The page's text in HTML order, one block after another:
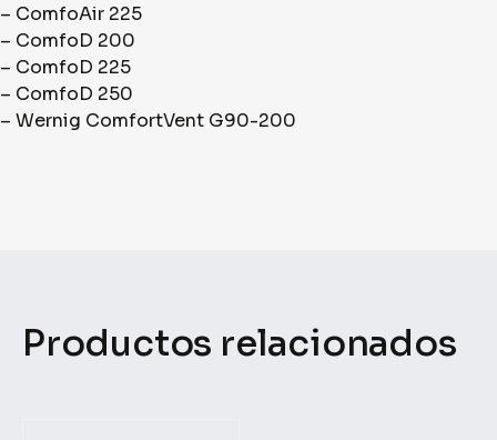
– ComfoAir 225
– ComfoD 200
– ComfoD 225
– ComfoD 250
– Wernig ComfortVent G90-200
Productos relacionados